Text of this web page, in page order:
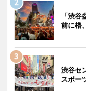
「渋
前に櫓
渋谷セ
スポー